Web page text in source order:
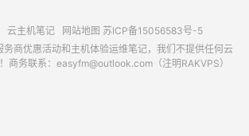
云主机笔记 网站地图 苏ICP备15056583号-5
务商优惠活动和主机体验运维笔记，我们不提供任何云
商务联系：easyfm@outlook.com（注明RAKVPS）